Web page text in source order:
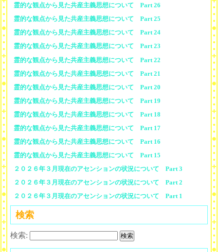
霊的な観点から見た共産主義思想について Part 26
霊的な観点から見た共産主義思想について Part 25
霊的な観点から見た共産主義思想について Part 24
霊的な観点から見た共産主義思想について Part 23
霊的な観点から見た共産主義思想について Part 22
霊的な観点から見た共産主義思想について Part 21
霊的な観点から見た共産主義思想について Part 20
霊的な観点から見た共産主義思想について Part 19
霊的な観点から見た共産主義思想について Part 18
霊的な観点から見た共産主義思想について Part 17
霊的な観点から見た共産主義思想について Part 16
霊的な観点から見た共産主義思想について Part 15
２０２６年３月現在のアセンションの状況について Part 3
２０２６年３月現在のアセンションの状況について Part 2
２０２６年３月現在のアセンションの状況について Part 1
検索
検索: